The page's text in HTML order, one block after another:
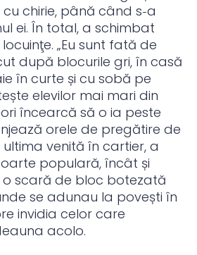
chirie, până când s‑a
ei. În total, a schimbat
„Eu sunt fată de
după blocurile gri, în casă
în curte și cu sobă pe
elevilor mai mari din
încearcă să o ia peste
orele de pregătire de
venită în cartier, a
populară, încât și
o scară de bloc botezată
se adunau la povești în
invidia celor care
acolo.